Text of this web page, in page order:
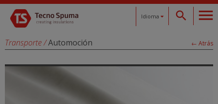
Idioma
Español
Català
Transporte/Automoción ← Atrás